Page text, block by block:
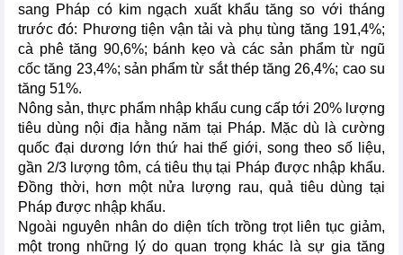
sang Pháp có kim ngạch xuất khẩu tăng so với tháng
trước đó: Phương tiện vận tải và phụ tùng tăng 191,4%;
cà phê tăng 90,6%; bánh kẹo và các sản phẩm từ ngũ
cốc tăng 23,4%; sản phẩm từ sắt thép tăng 26,4%; cao su
tăng 51%.
Nông sản, thực phẩm nhập khẩu cung cấp tới 20% lượng
tiêu dùng nội địa hằng năm tại Pháp. Mặc dù là cường
quốc đại dương lớn thứ hai thế giới, song theo số liệu,
gần 2/3 lượng tôm, cá tiêu thụ tại Pháp được nhập khẩu.
Đồng thời, hơn một nửa lượng rau, quả tiêu dùng tại
Pháp được nhập khẩu.
Ngoài nguyên nhân do diện tích trồng trọt liên tục giảm,
một trong những lý do quan trọng khác là sự gia tăng